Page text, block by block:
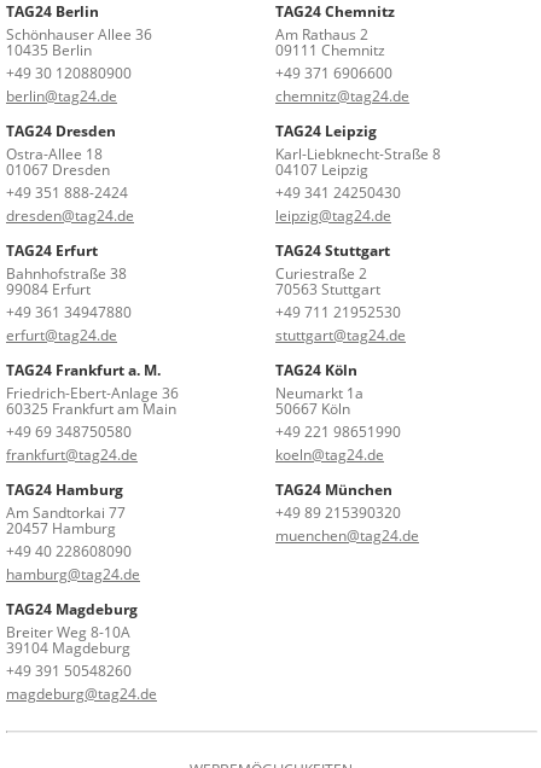
TAG24 Berlin
Schönhauser Allee 36
10435 Berlin
+49 30 120880900
berlin@tag24.de
TAG24 Chemnitz
Am Rathaus 2
09111 Chemnitz
+49 371 6906600
chemnitz@tag24.de
TAG24 Dresden
Ostra-Allee 18
01067 Dresden
+49 351 888-2424
dresden@tag24.de
TAG24 Leipzig
Karl-Liebknecht-Straße 8
04107 Leipzig
+49 341 24250430
leipzig@tag24.de
TAG24 Erfurt
Bahnhofstraße 38
99084 Erfurt
+49 361 34947880
erfurt@tag24.de
TAG24 Stuttgart
Curiestraße 2
70563 Stuttgart
+49 711 21952530
stuttgart@tag24.de
TAG24 Frankfurt a. M.
Friedrich-Ebert-Anlage 36
60325 Frankfurt am Main
+49 69 348750580
frankfurt@tag24.de
TAG24 Köln
Neumarkt 1a
50667 Köln
+49 221 98651990
koeln@tag24.de
TAG24 Hamburg
Am Sandtorkai 77
20457 Hamburg
+49 40 228608090
hamburg@tag24.de
TAG24 München
+49 89 215390320
muenchen@tag24.de
TAG24 Magdeburg
Breiter Weg 8-10A
39104 Magdeburg
+49 391 50548260
magdeburg@tag24.de